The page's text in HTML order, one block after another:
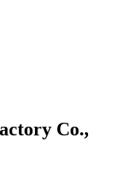
Co.,